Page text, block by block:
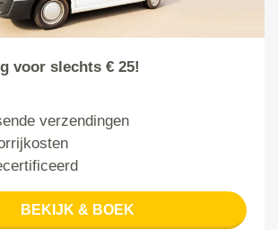
voor slechts € 25!
verzendingen
BEKIJK & BOEK